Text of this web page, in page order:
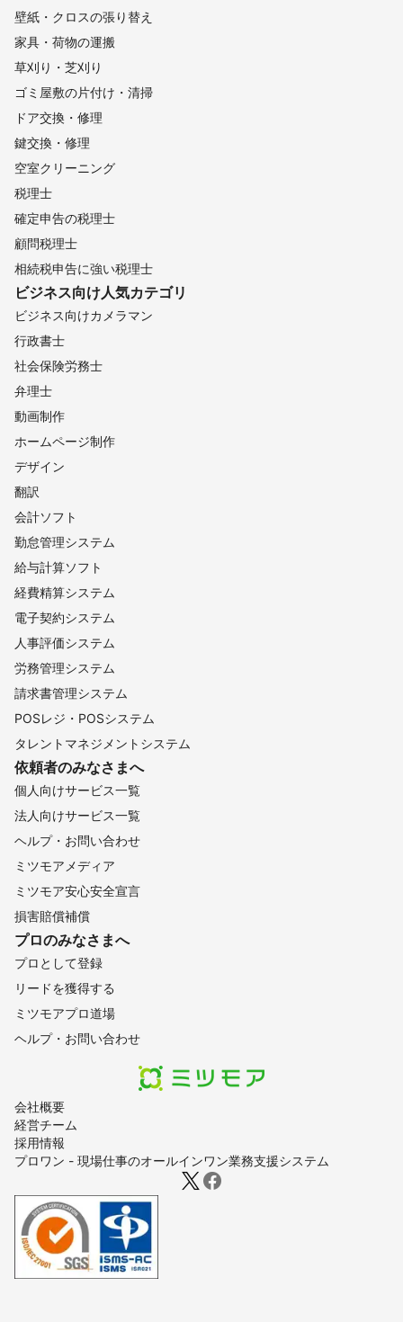
会社概要
経営チーム
採用情報
プロワン - 現場仕事のオールインワン業務支援システム
壁紙・クロスの張り替え
家具・荷物の運搬
草刈り・芝刈り
ゴミ屋敷の片付け・清掃
ドア交換・修理
鍵交換・修理
空室クリーニング
税理士
確定申告の税理士
顧問税理士
相続税申告に強い税理士
ビジネス向け人気カテゴリ
ビジネス向けカメラマン
行政書士
社会保険労務士
弁理士
動画制作
ホームページ制作
デザイン
翻訳
会計ソフト
勤怠管理システム
給与計算ソフト
経費精算システム
電子契約システム
人事評価システム
労務管理システム
請求書管理システム
POSレジ・POSシステム
タレントマネジメントシステム
依頼者のみなさまへ
個人向けサービス一覧
法人向けサービス一覧
ヘルプ・お問い合わせ
ミツモアメディア
ミツモア安心安全宣言
損害賠償補償
プロのみなさまへ
プロとして登録
リードを獲得する
ミツモアプロ道場
ヘルプ・お問い合わせ